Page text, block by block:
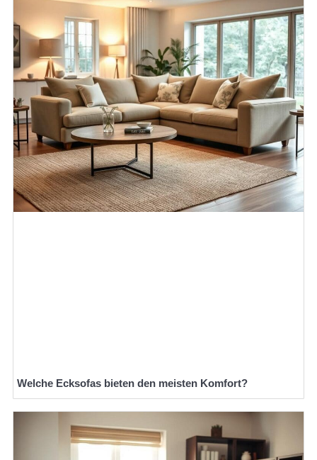
Welche Ecksofas bieten den meisten Komfort?